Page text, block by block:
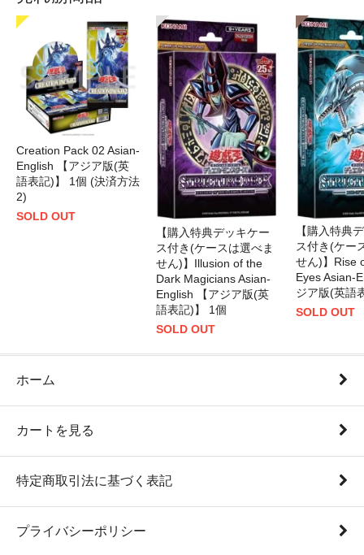
Creation Pack 02 Asian-
English 【アジア版(英
語表記)】 1個 (決済方法
2)
SOLD OUT
【購入特典デッキケー
ス付き(ケースは選べま
せん)】Illusion of the
Dark Magicians Asian-
English 【アジア版(英
語表記)】 1個
SOLD OUT
【購入特典
ス付き(ケー
せん)】Rise
Eyes Asian-
ジア版(英語
SOLD OUT
ホーム
カートを見る
特定商取引法に基づく表記
プライバシーポリシー